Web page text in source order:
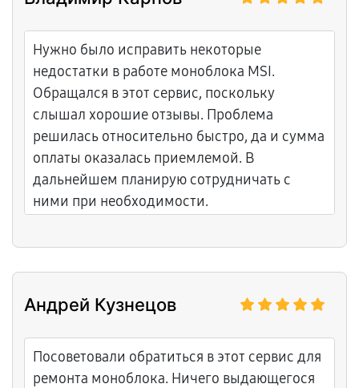
Нужно было исправить некоторые
недостатки в работе моноблока MSI.
Обращался в этот сервис, поскольку
слышал хорошие отзывы. Проблема
решилась относительно быстро, да и сумма
оплаты оказалась приемлемой. В
дальнейшем планирую сотрудничать с
ними при необходимости.
Андрей Кузнецов
Посоветовали обратиться в этот сервис для
ремонта моноблока. Ничего выдающегося